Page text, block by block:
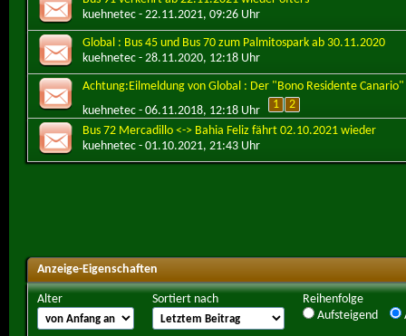
kuehnetec - 22.11.2021, 09:26 Uhr
Global : Bus 45 und Bus 70 zum Palmitospark ab 30.11.2020
kuehnetec - 28.11.2020, 12:18 Uhr
Achtung:Eilmeldung von Global : Der "Bono Residente
kuehnetec - 06.11.2018, 12:18 Uhr 1
2
Bus 72 Mercadillo <-> Bahia Feliz fährt 02.10.2021 wieder
kuehnetec - 01.10.2021, 21:43 Uhr
Anzeige-Eigenschaften
Alter Sortiert nach
Reihenfolge
Aufsteigend